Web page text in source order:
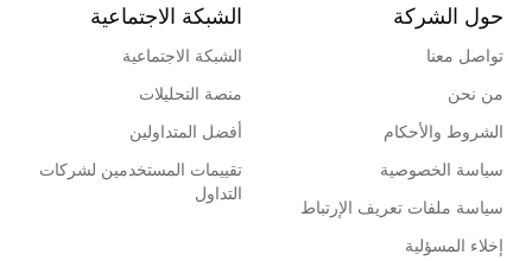
حول الشركة
تواصل معنا
من نحن
الشروط والأحكام
سياسة الخصوصية
سياسة ملفات تعريف الإرتباط
إخلاء المسؤلية
الشبكة الاجتماعية
الشبكة الاجتماعية
منصة التحليلات
أفضل المتداولين
تقييمات المستخدمين لشركات
التداول